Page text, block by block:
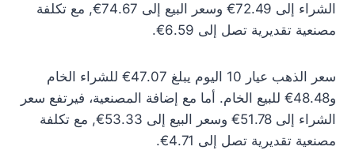
الشراء إلى 72.49€ وسعر البيع إلى 74.67€, مع تكلفة
مصنعية تقديرية تصل إلى 6.59€.
سعر الذهب عيار 10 اليوم يبلغ 47.07€ للشراء الخام
و48.48€ للبيع الخام. أما مع إضافة المصنعية، فيرتفع سعر
الشراء إلى 51.78€ وسعر البيع إلى 53.33€, مع تكلفة
مصنعية تقديرية تصل إلى 4.71€.